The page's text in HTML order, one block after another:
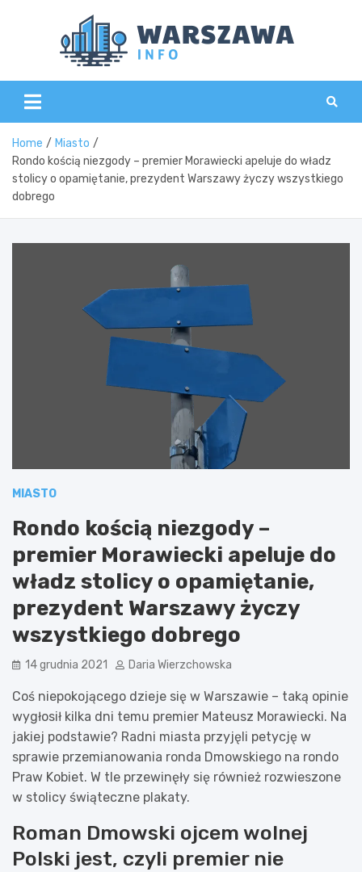
Home
Miasto
Rondo kością niezgody – premier Morawiecki apeluje do władz
stolicy o opamiętanie, prezydent Warszawy życzy wszystkiego
dobrego
MIASTO
Rondo kością niezgody –
premier Morawiecki apeluje do
władz stolicy o opamiętanie,
prezydent Warszawy życzy
wszystkiego dobrego
14 grudnia 2021 Daria Wierzchowska
Coś niepokojącego dzieje się w Warszawie – taką opinie
wygłosił kilka dni temu premier Mateusz Morawiecki. Na
jakiej podstawie? Radni miasta przyjęli petycję w
sprawie przemianowania ronda Dmowskiego na rondo
Praw Kobiet. W tle przewinęły się również rozwieszone
w stolicy świąteczne plakaty.
Roman Dmowski ojcem wolnej
Polski jest, czyli premier nie